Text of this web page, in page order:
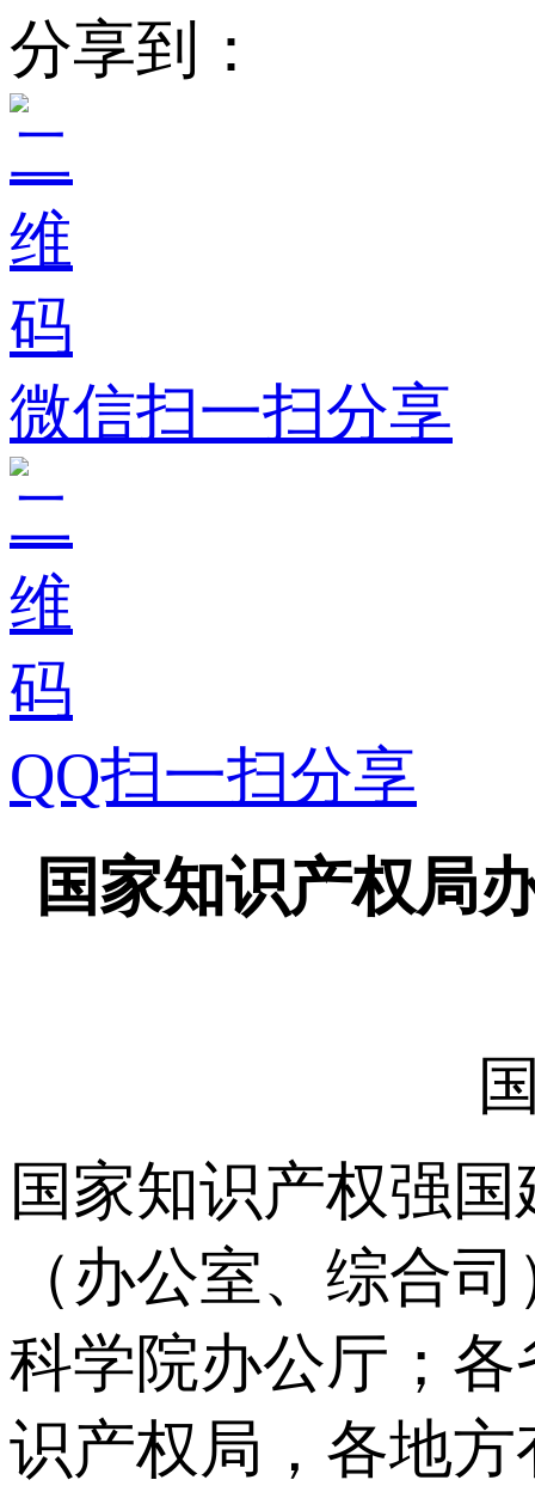
分享到：
微信扫一扫分享
QQ扫一扫分享
国家知识产权局
国家知识产权强
（办公室、综合
科学院办公厅；
识产权局，各地